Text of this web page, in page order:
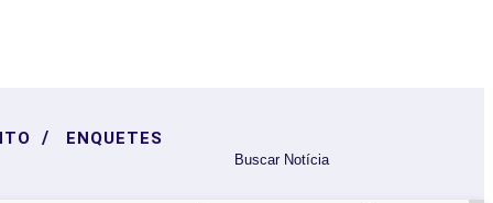
/ ENQUETES